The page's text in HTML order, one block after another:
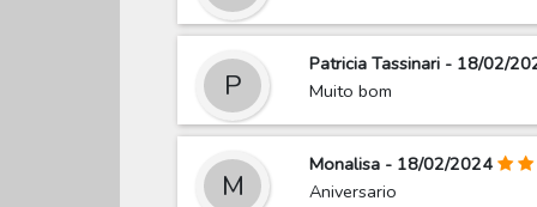
P
Patricia Tassinari - 18/02/
Muito bom
M
Monalisa - 18/02/2024
Aniversario